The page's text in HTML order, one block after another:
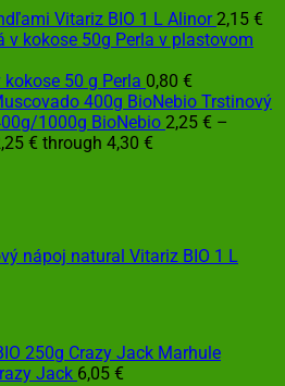
Vitariz BIO 1 L Alinor 2,15 €
50 g Perla 0,80 €
Trstinový
1000g BioNebio 2,25 € –
€ through 4,30 €
nápoj natural Vitariz BIO 1 L
Marhule
Jack 6,05 €